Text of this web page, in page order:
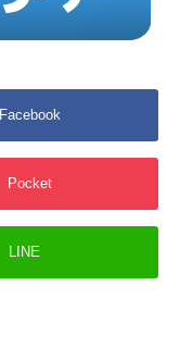
Facebook
Pocket
LINE